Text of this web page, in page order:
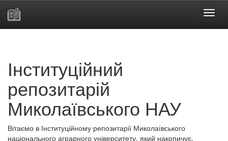
Інституційний
репозитарій
Миколаївського НАУ
Вітаємо в Інституційному репозитарії Миколаївського
національного аграрного університету, який накопичує,